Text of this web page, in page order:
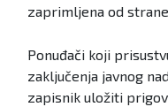
zaprimljena od
Ponuđači koji
zaključenja javnog
zapisnik uložiti